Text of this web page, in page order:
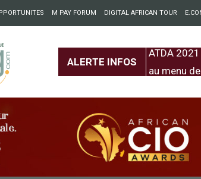
M PAY FORUM DIGITAL AFRICAN TOUR
ALERTE INFOS
des ponts entre l’Europe et
ATDA
au menu